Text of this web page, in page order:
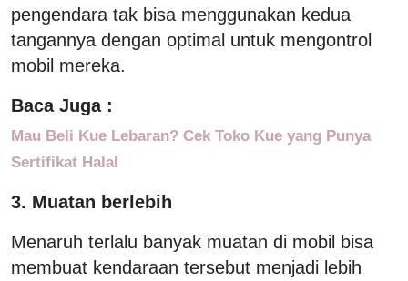
pengendara tak bisa menggunakan kedua
tangannya dengan optimal untuk mengontrol
mobil mereka.
Baca Juga :
Mau Beli Kue Lebaran? Cek Toko Kue yang Punya
Sertifikat Halal
3. Muatan berlebih
Menaruh terlalu banyak muatan di mobil bisa
membuat kendaraan tersebut menjadi lebih